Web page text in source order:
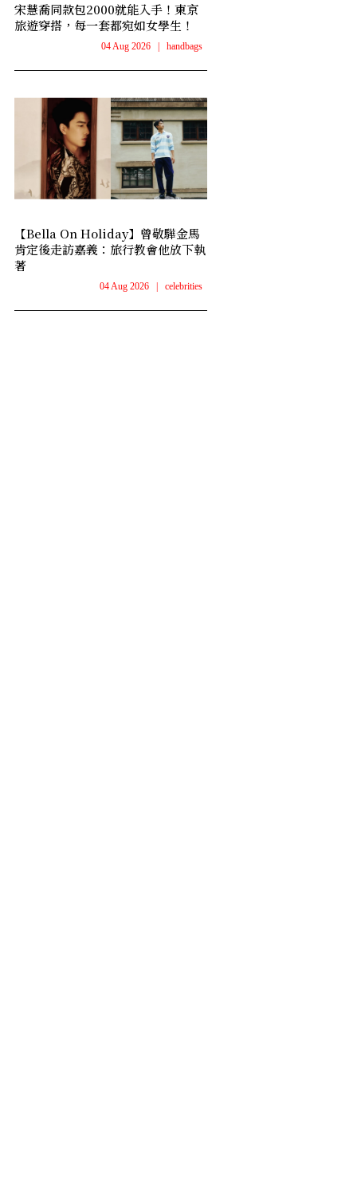
宋慧喬同款包2000就能入手！東京
旅遊穿搭，每一套都宛如女學生！
04 Aug 2026 handbags
【Bella On Holiday】曾敬驊金馬
肯定後走訪嘉義：旅行教會他放下執
著
04 Aug 2026 celebrities